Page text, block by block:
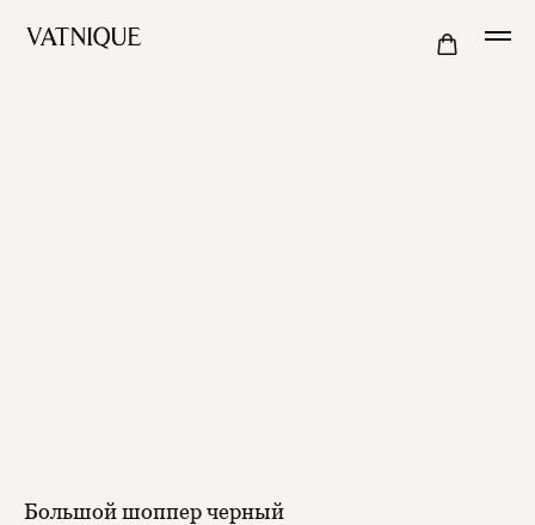
Большой шоппер черный